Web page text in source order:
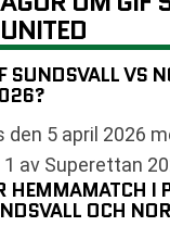
SUNDSVALL VS
5 april 2026
1 av Superettan
HEMMAMATCH I
OCH